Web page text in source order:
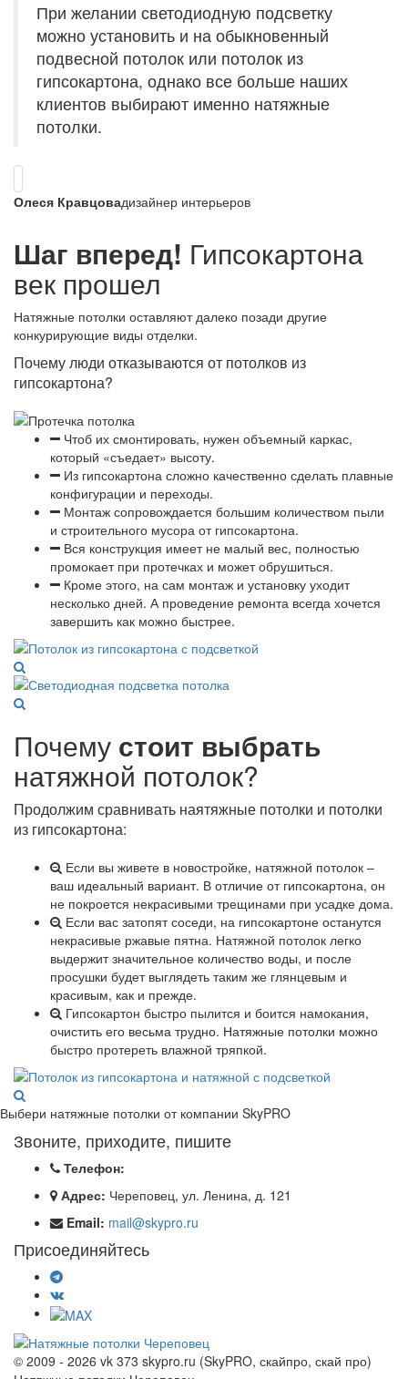
При желании светодиодную подсветку
можно установить и на обыкновенный
подвесной потолок или потолок из
гипсокартона, однако все больше наших
клиентов выбирают именно натяжные
потолки.
Олеся Кравцовадизайнер интерьеров
Шаг вперед! Гипсокартона
век прошел
Натяжные потолки оставляют далеко позади другие
конкурирующие виды отделки.
Почему люди отказываются от потолков из
гипсокартона?
Чтоб их смонтировать, нужен объемный каркас,
который «съедает» высоту.
Из гипсокартона сложно качественно сделать плавные
конфигурации и переходы.
Монтаж сопровождается большим количеством пыли
и строительного мусора от гипсокартона.
Вся конструкция имеет не малый вес, полностью
промокает при протечках и может обрушиться.
Кроме этого, на сам монтаж и установку уходит
несколько дней. А проведение ремонта всегда хочется
завершить как можно быстрее.
Почему стоит выбрать
натяжной потолок?
Продолжим сравнивать наятяжные потолки и потолки
из гипсокартона:
Если вы живете в новостройке, натяжной потолок –
ваш идеальный вариант. В отличие от гипсокартона, он
не покроется некрасивыми трещинами при усадке дома.
Если вас затопят соседи, на гипсокартоне останутся
некрасивые ржавые пятна. Натяжной потолок легко
выдержит значительное количество воды, и после
просушки будет выглядеть таким же глянцевым и
красивым, как и прежде.
Гипсокартон быстро пылится и боится намокания,
очистить его весьма трудно. Натяжные потолки можно
быстро протереть влажной тряпкой.
Выбери натяжные потолки от компании SkyPRO
Звоните, приходите, пишите
Телефон:
Адрес: Череповец, ул. Ленина, д. 121
Email: mail@skypro.ru
Присоединяйтесь
© 2009 - 2026 vk 373 skypro.ru (SkyPRO, скайпро, скай про)